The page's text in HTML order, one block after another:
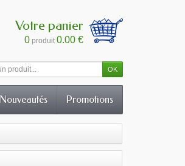
Votre panier
0 produit 0.00 €
Promotions
Nouveautés